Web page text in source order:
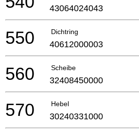
43064024043
Dichtring
550 40612000003
Scheibe
560 32408450000
Hebel
570 30240331000